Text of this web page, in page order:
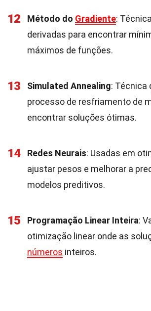
12 Método do Gradiente:
derivadas para encontrar
máximos de funções.
13 Simulated Annealing: Técnica
processo de resfriamento de
encontrar soluções ótimas.
14 Redes Neurais: Usadas em
ajustar pesos e melhorar a
modelos preditivos.
15 Programação Linear Inteira:
otimização linear onde as
números inteiros.